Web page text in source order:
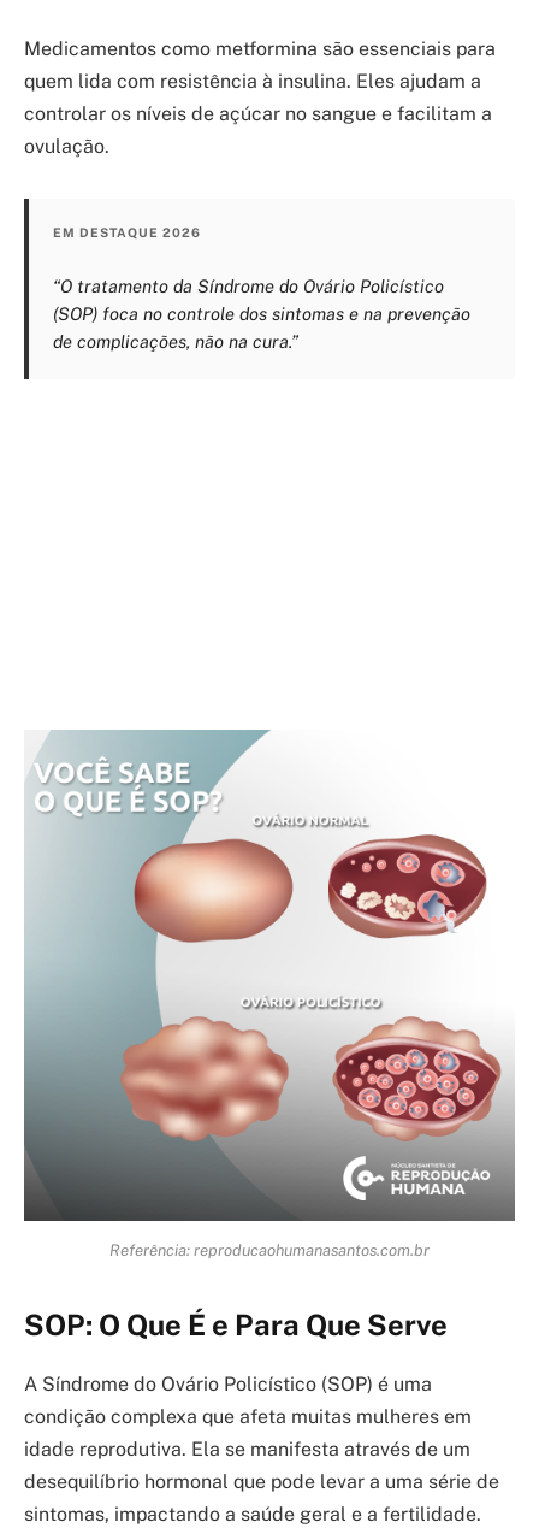
Medicamentos como metformina são essenciais para
quem lida com resistência à insulina. Eles ajudam a
controlar os níveis de açúcar no sangue e facilitam a
ovulação.
EM DESTAQUE 2026
“O tratamento da Síndrome do Ovário Policístico
(SOP) foca no controle dos sintomas e na prevenção
de complicações, não na cura.”
Referência: reproducaohumanasantos.com.br
SOP: O Que É e Para Que Serve
A Síndrome do Ovário Policístico (SOP) é uma
condição complexa que afeta muitas mulheres em
idade reprodutiva. Ela se manifesta através de um
desequilíbrio hormonal que pode levar a uma série de
sintomas, impactando a saúde geral e a fertilidade.